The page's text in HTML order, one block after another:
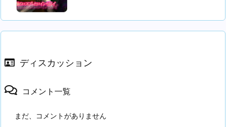
ディスカッション
コメント一覧
まだ、コメントがありません